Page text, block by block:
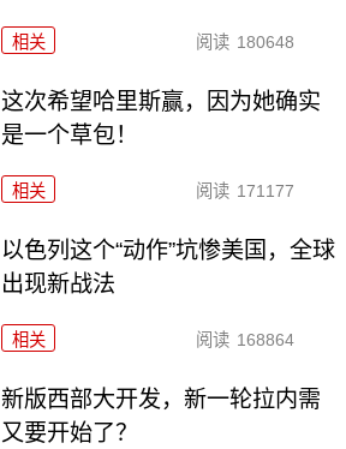
相关 阅读 180648
这次希望哈里斯赢，因为她确实
是一个草包！
相关 阅读 171177
以色列这个“动作”坑惨美国，全球
出现新战法
相关 阅读 168864
新版西部大开发，新一轮拉内需
又要开始了？